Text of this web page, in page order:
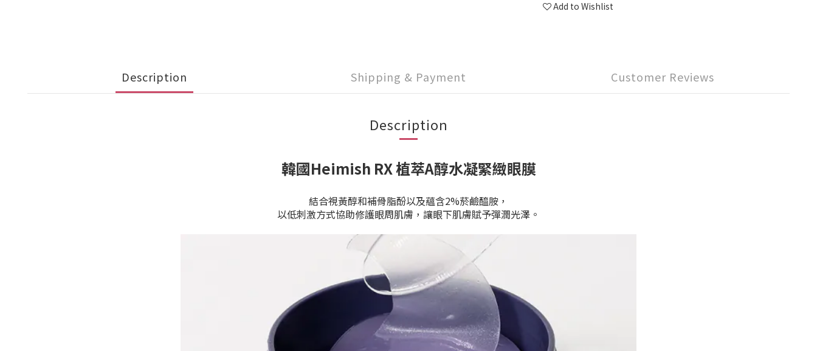
Add to Wishlist
Description Shipping & Payment Customer Reviews
Description
韓國Heimish RX 植萃A醇水凝緊緻眼膜
結合視黃醇和補骨脂酚以及蘊含2%菸鹼醯胺，
以低刺激方式協助修護眼周肌膚，讓眼下肌膚賦予彈潤光澤。